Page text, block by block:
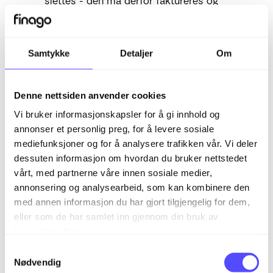
Samtykke Detaljer Om
Denne nettsiden anvender cookies
Vi bruker informasjonskapsler for å gi innhold og
annonser et personlig preg, for å levere sosiale
mediefunksjoner og for å analysere trafikken vår. Vi deler
dessuten informasjon om hvordan du bruker nettstedet
vårt, med partnerne våre innen sosiale medier,
annonsering og analysearbeid, som kan kombinere den
med annen informasjon du har gjort tilgjengelig for dem,
eller som de har samlet inn gjennom din bruk av
Nødvendig
deretter krediteres for å den bort.
kontantfaktura så blir det ikke bokført i
regnskapet. Det må eventuelt bokføres
Fakturér*
: Når man endrer status til
«fakturér», så er ordren gjort om til en
faktura. Det er ikke mulig å endre status
etter at den er fakturert, og det er heller
ikke mulig å slette den. Den kan krediteres.
Fakturert Pakkseddel
: Her ligger ordrene
som har inngått i en samleordre. 1 for hver
ordre som inngikk i en fakturert samleordre.
kontroll over hvor ordre ligger i løypa. Ved